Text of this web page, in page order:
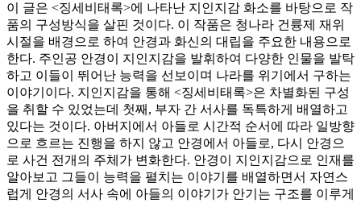
이 글은 <징세비태록>에 나타난 지인지감 화소를 바탕으로 작
품의 구성방식을 살핀 것이다. 이 작품은 청나라 건륭제 재위
시절을 배경으로 하여 안경과 화신의 대립을 주요한 내용으로
한다. 주인공 안경이 지인지감을 발휘하여 다양한 인물을 발탁
하고 이들이 뛰어난 능력을 선보이며 나라를 위기에서 구하는
이야기이다. 지인지감을 통해 <징세비태록>은 차별화된 구성
을 취할 수 있었는데 첫째, 부자 간 서사를 독특하게 배열하고
있다는 것이다. 아버지에서 아들로 시간적 순서에 따라 일방향
으로 흐르는 진행을 하지 않고 안경에서 아들로, 다시 안경으
로 사건 전개의 주체가 변화한다. 안경이 지인지감으로 인재를
알아보고 그들이 능력을 펼치는 이야기를 배열하면서 자연스
럽게 안경의 서사 속에 아들의 이야기가 안기는 구조를 이루게